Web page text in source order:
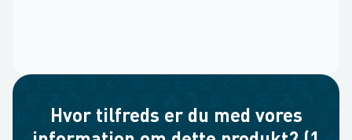
Hvor tilfreds er du med vores